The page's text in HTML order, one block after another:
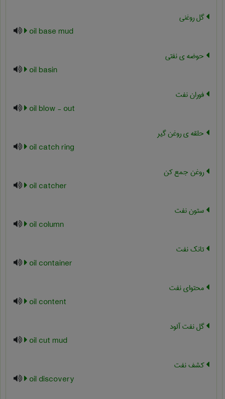
گل روغنی
oil base mud
حوضه ی نفتی
oil basin
فوران نفت
oil blow - out
حلقه ی روغن گیر
oil catch ring
روغن جمع کن
oil catcher
ستون نفت
oil column
تانک نفت
oil container
محتوای نفت
oil content
گل نفت آلود
oil cut mud
کشف نفت
oil discovery